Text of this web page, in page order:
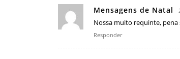
Mensagens de Natal
Nossa muito requinte, pena
Responder